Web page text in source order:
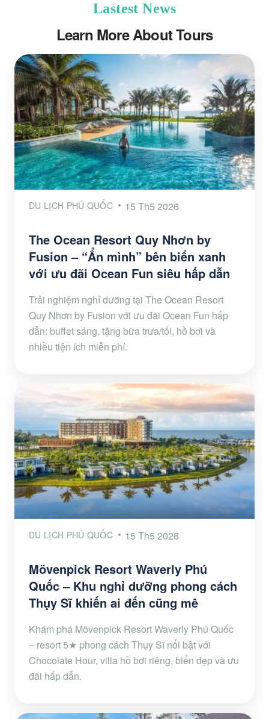
Lastest News
Learn More About Tours
DU LỊCH PHÚ QUỐC 15 Th5 2026
The Ocean Resort Quy Nhơn by
Fusion – “Ẩn mình” bên biển xanh
với ưu đãi Ocean Fun siêu hấp dẫn
Trải nghiệm nghỉ dưỡng tại The Ocean Resort
Quy Nhơn by Fusion với ưu đãi Ocean Fun hấp
dẫn: buffet sáng, tặng bữa trưa/tối, hồ bơi và
nhiều tiện ích miễn phí.
DU LỊCH PHÚ QUỐC 15 Th5 2026
Mövenpick Resort Waverly Phú
Quốc – Khu nghỉ dưỡng phong cách
Thụy Sĩ khiến ai đến cũng mê
Khám phá Mövenpick Resort Waverly Phú Quốc
– resort 5★ phong cách Thụy Sĩ nổi bật với
Chocolate Hour, villa hồ bơi riêng, biển đẹp và ưu
đãi hấp dẫn.